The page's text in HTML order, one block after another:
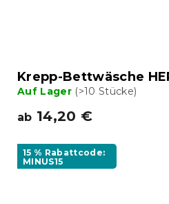
Krepp-Bettwäsche
Auf Lager (>10 Stücke)
ab 14,20 €
15 % Rabattcode:
MINUS15